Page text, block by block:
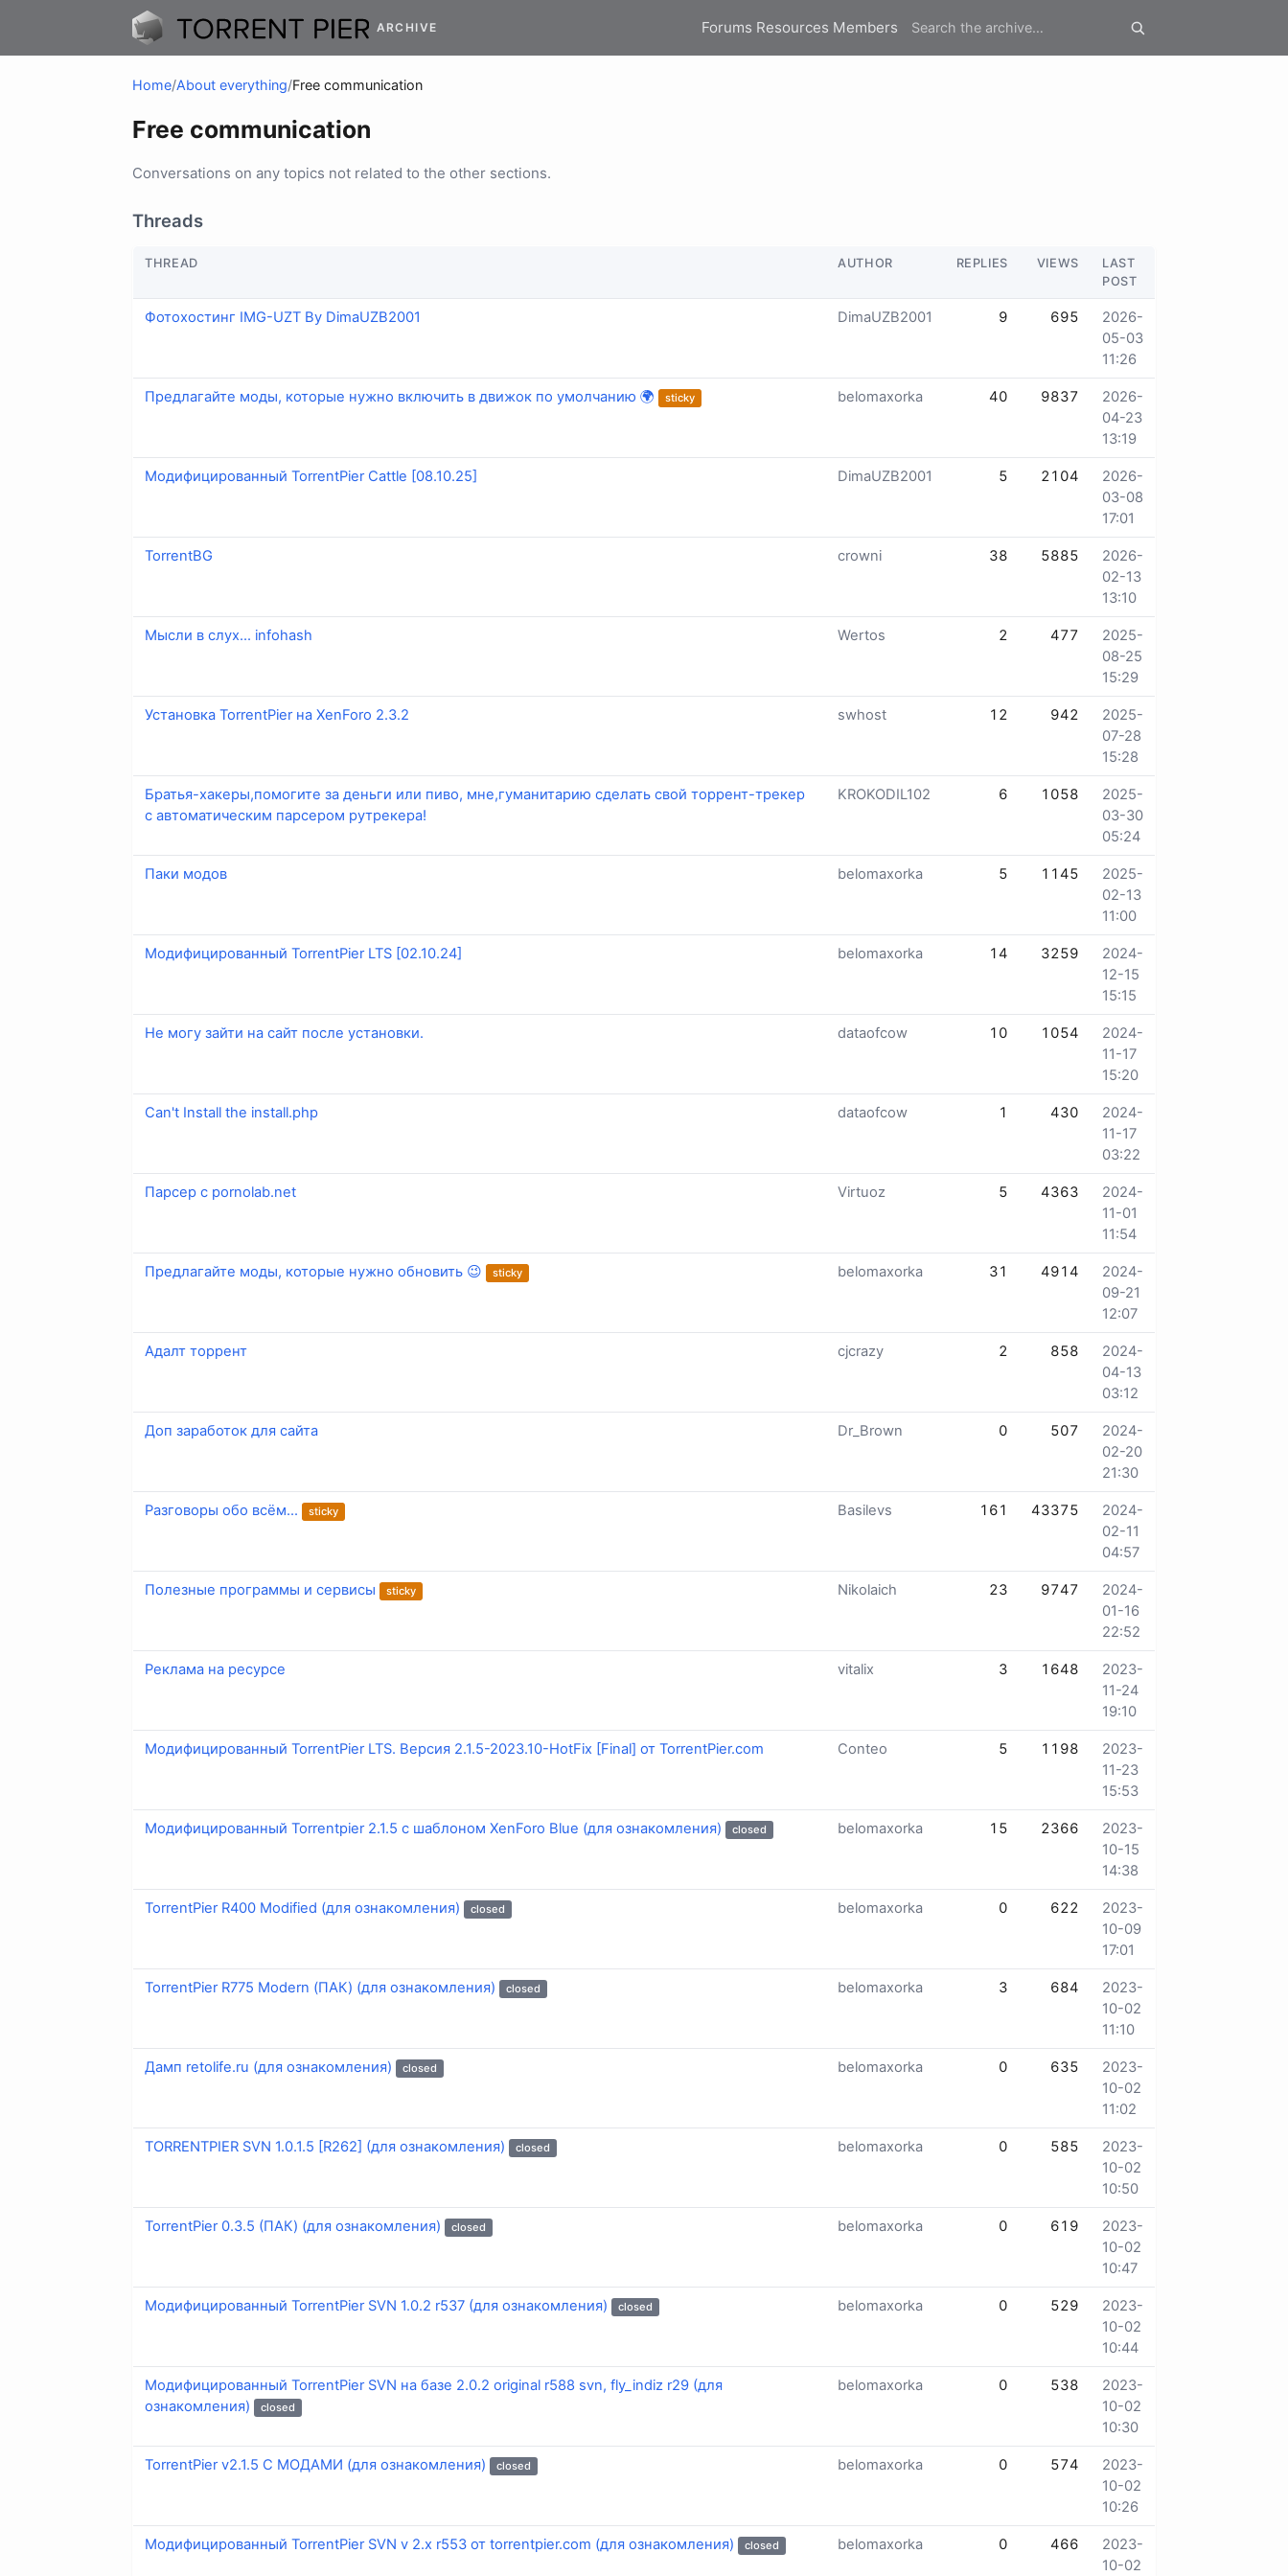
ARCHIVE Forums Resources Members
Home/About everything/Free communication
Free communication
Conversations on any topics not related to the other sections.
Threads
THREAD AUTHOR REPLIES VIEWS
LAST
POST
Фотохостинг IMG-UZT By DimaUZB2001 DimaUZB2001 9 695
2026-
05-03
11:26
Предлагайте моды, которые нужно включить в движок по умолчанию 🌍 sticky belomaxorka 40 9837
2026-
04-23
13:19
Модифицированный TorrentPier Cattle [08.10.25] DimaUZB2001 5 2104
2026-
03-08
17:01
TorrentBG crowni 38 5885
2026-
02-13
13:10
Мысли в слух... infohash Wertos 2 477
2025-
08-25
15:29
Установка TorrentPier на XenForo 2.3.2 swhost 12 942
2025-
07-28
15:28
Братья-хакеры,помогите за деньги или пиво, мне,гуманитарию сделать свой торрент-трекер
с автоматическим парсером рутрекера!
KROKODIL102 6 1058
2025-
03-30
05:24
Паки модов belomaxorka 5 1145
2025-
02-13
11:00
Модифицированный TorrentPier LTS [02.10.24] belomaxorka 14 3259
2024-
12-15
15:15
Не могу зайти на сайт после установки. dataofcow 10 1054
2024-
11-17
15:20
Can't Install the install.php dataofcow 1 430
2024-
11-17
03:22
Парсер с pornolab.net Virtuoz 5 4363
2024-
11-01
11:54
Предлагайте моды, которые нужно обновить 😉 sticky belomaxorka 31 4914
2024-
09-21
12:07
Адалт торрент cjcrazy 2 858
2024-
04-13
03:12
Доп заработок для сайта Dr_Brown 0 507
2024-
02-20
21:30
Разговоры обо всём... sticky Basilevs 161 43375
2024-
02-11
04:57
Полезные программы и сервисы sticky Nikolaich 23 9747
2024-
01-16
22:52
Реклама на ресурсе vitalix 3 1648
2023-
11-24
19:10
Модифицированный TorrentPier LTS. Версия 2.1.5-2023.10-HotFix [Final] от TorrentPier.com Conteo 5 1198
2023-
11-23
15:53
Модифицированный Torrentpier 2.1.5 с шаблоном XenForo Blue (для ознакомления) closed belomaxorka 15 2366
2023-
10-15
14:38
TorrentPier R400 Modified (для ознакомления) closed belomaxorka 0 622
2023-
10-09
17:01
TorrentPier R775 Modern (ПАК) (для ознакомления) closed belomaxorka 3 684
2023-
10-02
11:10
Дамп retolife.ru (для ознакомления) closed belomaxorka 0 635
2023-
10-02
11:02
TORRENTPIER SVN 1.0.1.5 [R262] (для ознакомления) closed belomaxorka 0 585
2023-
10-02
10:50
TorrentPier 0.3.5 (ПАК) (для ознакомления) closed belomaxorka 0 619
2023-
10-02
10:47
Модифицированный TorrentPier SVN 1.0.2 r537 (для ознакомления) closed belomaxorka 0 529
2023-
10-02
10:44
Модифицированный TorrentPier SVN на базе 2.0.2 original r588 svn, fly_indiz r29 (для
ознакомления)
closed
belomaxorka 0 538
2023-
10-02
10:30
TorrentPier v2.1.5 С МОДАМИ (для ознакомления) closed belomaxorka 0 574
2023-
10-02
10:26
Модифицированный TorrentPier SVN v 2.х r553 от torrentpier.com (для ознакомления) closed belomaxorka 0 466
2023-
10-02